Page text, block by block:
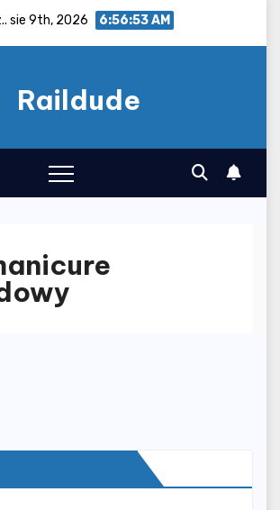
sie 9th, 2026 6:56:53 AM
Raildude